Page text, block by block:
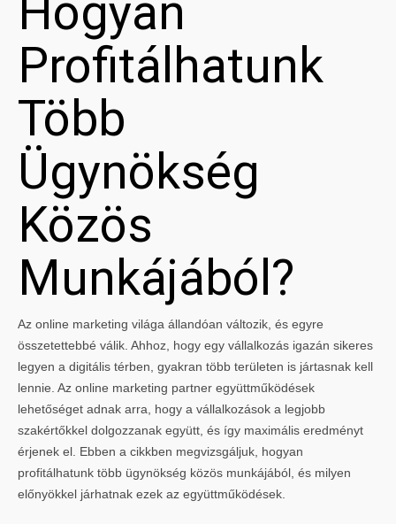
Hogyan
Profitálhatunk
Több
Ügynökség
Közös
Munkájából?
Az online marketing világa állandóan változik, és egyre
összetettebbé válik. Ahhoz, hogy egy vállalkozás igazán sikeres
legyen a digitális térben, gyakran több területen is jártasnak kell
lennie. Az online marketing partner együttműködések
lehetőséget adnak arra, hogy a vállalkozások a legjobb
szakértőkkel dolgozzanak együtt, és így maximális eredményt
érjenek el. Ebben a cikkben megvizsgáljuk, hogyan
profitálhatunk több ügynökség közös munkájából, és milyen
előnyökkel járhatnak ezek az együttműködések.